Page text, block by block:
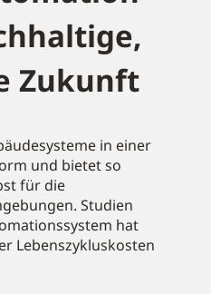
Zukunft
in einer
und bietet so
für die
Studien
hat
Lebenszykluskosten